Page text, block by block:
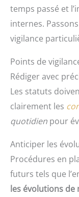
temps passé et
internes.
vigilance
Points de
Rédiger avec
Les statuts
clairement les
quotidien pour
Anticiper les
Procédures en
futurs tels que
les évolutions de